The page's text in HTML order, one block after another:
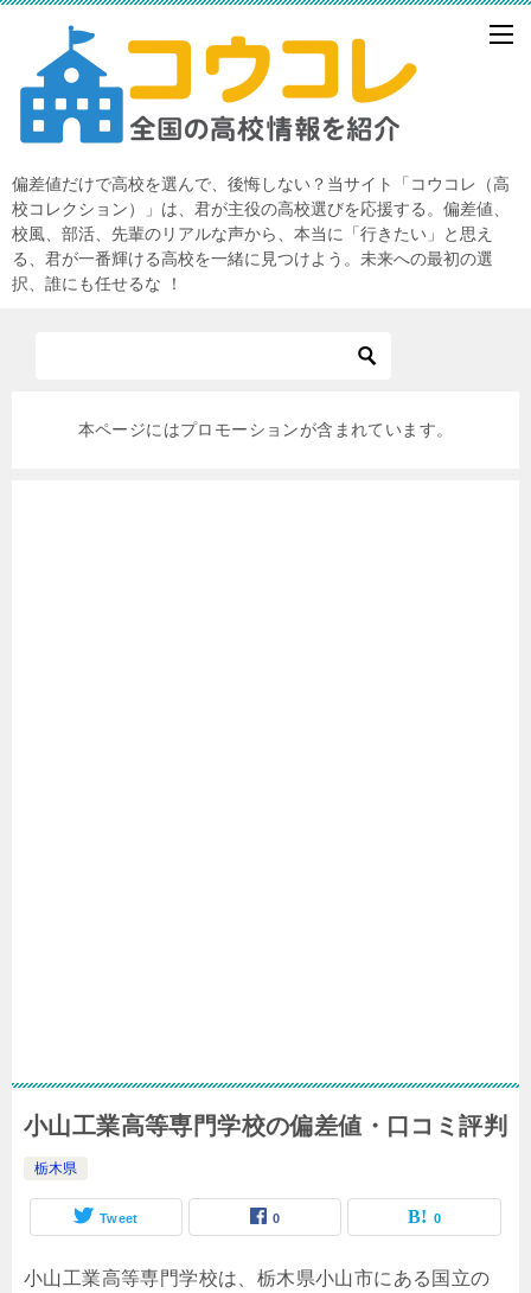
偏差値だけで高校を選んで、後悔しない？当サイト「コウコレ（高
校コレクション）」は、君が主役の高校選びを応援する。偏差値、
校風、部活、先輩のリアルな声から、本当に「行きたい」と思え
る、君が一番輝ける高校を一緒に見つけよう。未来への最初の選
択、誰にも任せるな ！
本ページにはプロモーションが含まれています。
小山工業高等専門学校の偏差値・口コミ評判
栃木県
Tweet 0 0
小山工業高等専門学校は、栃木県小山市にある国立の